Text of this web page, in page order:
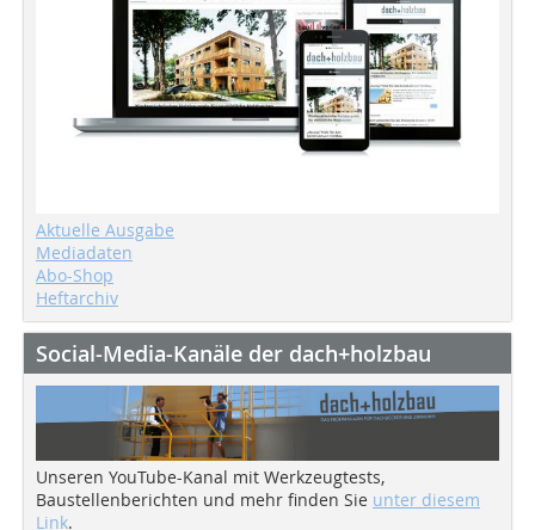
Aktuelle Ausgabe
Mediadaten
Abo-Shop
Heftarchiv
Social-Media-Kanäle der dach+holzbau
Unseren YouTube-Kanal mit Werkzeugtests,
Baustellenberichten und mehr finden Sie unter diesem
Link.